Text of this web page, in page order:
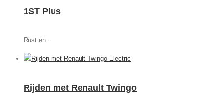
1ST Plus
Rust en...
Rijden met Renault Twingo